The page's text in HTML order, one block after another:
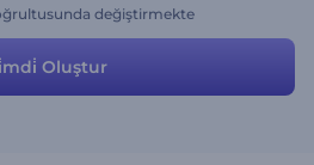
değiştirmekte
paylaşın ve insanların başarıya
sağlayın.
Oluştur